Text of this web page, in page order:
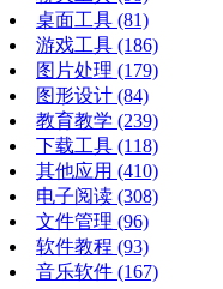
桌面工具 (81)
游戏工具 (186)
图片处理 (179)
图形设计 (84)
教育教学 (239)
下载工具 (118)
其他应用 (410)
电子阅读 (308)
文件管理 (96)
软件教程 (93)
音乐软件 (167)